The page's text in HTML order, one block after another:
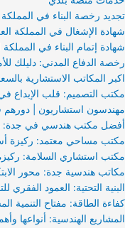
تجديد رخصة البناء في
شهادة الإشغال في المملكة
شهادة إتمام البناء في
رخصة الدفاع المدني: دليلك
اكبر المكاتب الاستشارية
مكتب التصميم: قلب الإبداع
مهندسون استشاريون | دورهم
أفضل مكتب هندسي في جدة:
مكتب مساحي معتمد: ركيزة
مكتب استشاري السلامة:
مكاتب هندسية جدة: محور
البنية التحتية: العمود الفقري
كفاءة الطاقة: مفتاح التنمية
المشاريع الهندسية: أنواعها